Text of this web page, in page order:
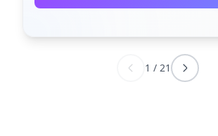
1 / 21